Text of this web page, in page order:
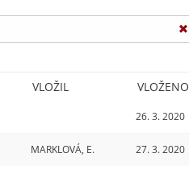
VLOŽIL VLOŽENO
26. 3. 2020
MARKLOVÁ, E. 27. 3. 2020